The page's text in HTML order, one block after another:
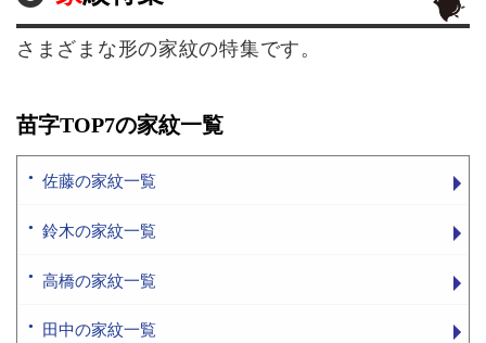
さまざまな形の家紋の特集です。
苗字TOP7の家紋一覧
佐藤の家紋一覧
鈴木の家紋一覧
高橋の家紋一覧
田中の家紋一覧